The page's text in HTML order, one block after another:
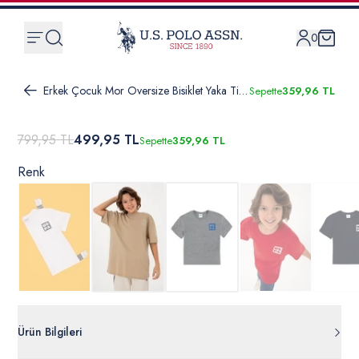
0
Erkek Çocuk Mor Oversize Bisiklet Yaka TişörtSepette359,96 TL
799,95 TL499,95 TLSepette359,96 TL
Renk
Ürün Bilgileri